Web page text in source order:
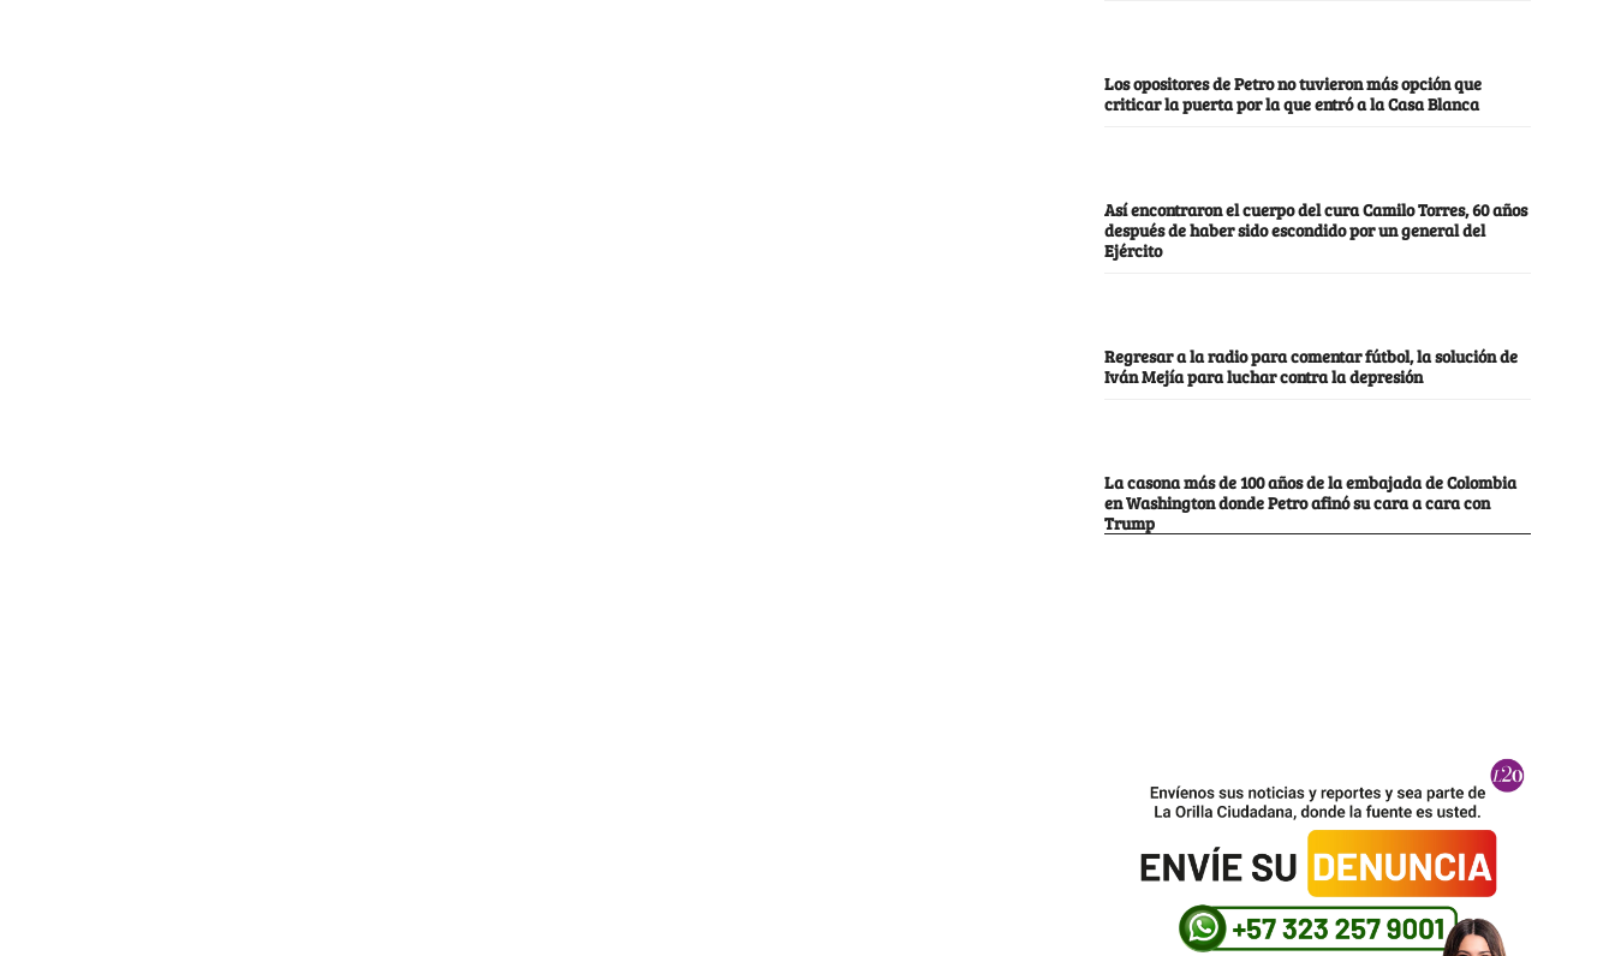
Los opositores de Petro no tuvieron más opción que
criticar la puerta por la que entró a la Casa Blanca
Así encontraron el cuerpo del cura Camilo Torres, 60 años
después de haber sido escondido por un general del
Ejército
Regresar a la radio para comentar fútbol, la solución de
Iván Mejía para luchar contra la depresión
La casona más de 100 años de la embajada de Colombia
en Washington donde Petro afinó su cara a cara con
Trump